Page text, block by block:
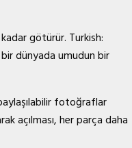
götürür. Turkish:
bir dünyada umudun bir
fotoğraflar
açılması, her parça daha